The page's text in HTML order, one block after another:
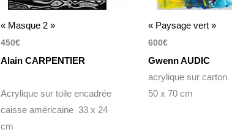
« Masque 2 »
450€
Alain CARPENTIER
Acrylique sur toile encadrée
caisse américaine 33 x 24
cm
« Paysage vert »
600€
Gwenn AUDIC
acrylique sur carton
50 x 70 cm